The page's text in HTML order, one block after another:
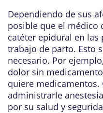
Dependiendo de sus
posible que el médico
catéter epidural en las
trabajo de parto. Esto
necesario. Por
dolor sin
quiere medicamentos.
administrarle
por su salud y